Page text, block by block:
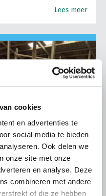
cookies
en advertenties te
social media te bieden
Ook delen we
onze site met onze
en analyse. Deze
combineren met andere
of die ze hebben
Lees meer